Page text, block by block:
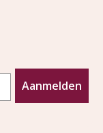
Aanmelden